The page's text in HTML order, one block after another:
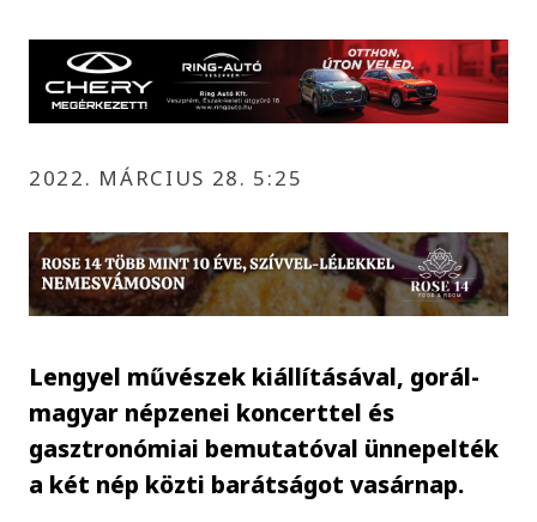
2022. MÁRCIUS 28. 5:25
Lengyel művészek kiállításával, gorál-
magyar népzenei koncerttel és
gasztronómiai bemutatóval ünnepelték
a két nép közti barátságot vasárnap.